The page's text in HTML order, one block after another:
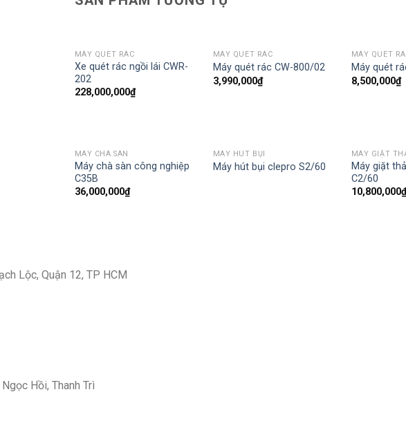
MÁY QUÉT RÁC
Xe quét rác ngồi lái CWR-
202
228,000,000₫
MÁY QUÉT RÁC
Máy quét rác CW-800/02
3,990,000₫
MÁY QUÉT
Máy quét
8,500,000₫
MÁY CHÀ SÀN
Máy chà sàn công nghiệp
C35B
36,000,000₫
MÁY HÚT BỤI
Máy hút bụi clepro S2/60
MÁY GIẶT
Máy giặt
C2/60
10,800,000₫
Lộc, Quận 12, TP HCM
Hồi, Thanh Trì